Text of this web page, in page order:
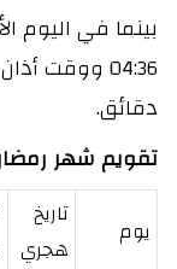
بينما في اليوم
دقائق.
تقويم شهر رمضان 2027 الزاهرية - مواقيت
يوم
تاريخ
هجري